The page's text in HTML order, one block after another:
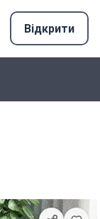
Відкрити